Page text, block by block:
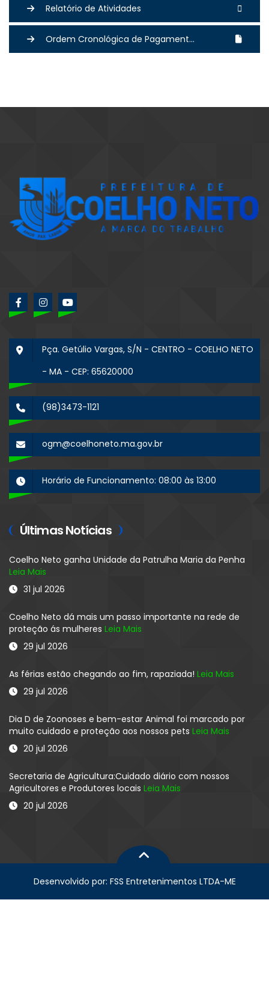
Relatório de Atividades
Ordem Cronológica de Pagament...
Pça. Getúlio Vargas, S/N - CENTRO - COELHO NETO
- MA - CEP: 65620000
(98)3473-1121
ogm@coelhoneto.ma.gov.br
Horário de Funcionamento: 08:00 às 13:00
Últimas Notícias
Coelho Neto ganha Unidade da Patrulha Maria da Penha
Leia Mais
31 jul 2026
Coelho Neto dá mais um passo importante na rede de
proteção ás mulheres Leia Mais
29 jul 2026
As férias estão chegando ao fim, rapaziada! Leia Mais
29 jul 2026
Dia D de Zoonoses e bem-estar Animal foi marcado por
muito cuidado e proteção aos nossos pets Leia Mais
20 jul 2026
Secretaria de Agricultura:Cuidado diário com nossos
Agricultores e Produtores locais Leia Mais
20 jul 2026
Desenvolvido por: FSS Entretenimentos LTDA-ME